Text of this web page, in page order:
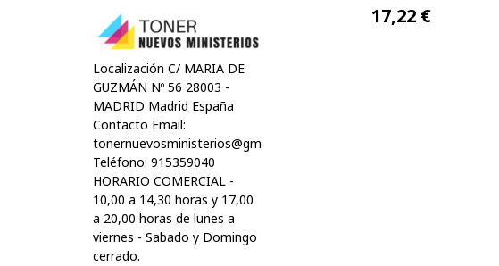
Localización C/ MARIA DE
GUZMÁN Nº 56 28003 -
MADRID Madrid España
Contacto Email:
tonernuevosministerios@gmail.com
Teléfono: 915359040
HORARIO COMERCIAL -
10,00 a 14,30 horas y 17,00
a 20,00 horas de lunes a
viernes - Sabado y Domingo
cerrado.
17,22 €